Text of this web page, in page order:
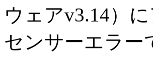
ウェアv3.14）
センサーエラー